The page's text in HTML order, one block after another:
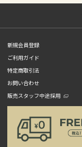
新規会員登録
ご利用ガイド
特定商取引法
お問い合わせ
販売スタッフ中途採用